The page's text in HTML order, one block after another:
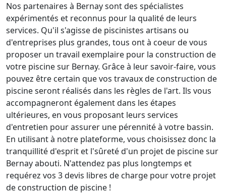
Nos partenaires à Bernay sont des spécialistes
expérimentés et reconnus pour la qualité de leurs
services. Qu'il s'agisse de piscinistes artisans ou
d'entreprises plus grandes, tous ont à coeur de vous
proposer un travail exemplaire pour la construction de
votre piscine sur Bernay. Grâce à leur savoir-faire, vous
pouvez être certain que vos travaux de construction de
piscine seront réalisés dans les règles de l'art. Ils vous
accompagneront également dans les étapes
ultérieures, en vous proposant leurs services
d'entretien pour assurer une pérennité à votre bassin.
En utilisant à notre plateforme, vous choisissez donc la
tranquillité d'esprit et l'sûreté d'un projet de piscine sur
Bernay abouti. N'attendez pas plus longtemps et
requérez vos 3 devis libres de charge pour votre projet
de construction de piscine !